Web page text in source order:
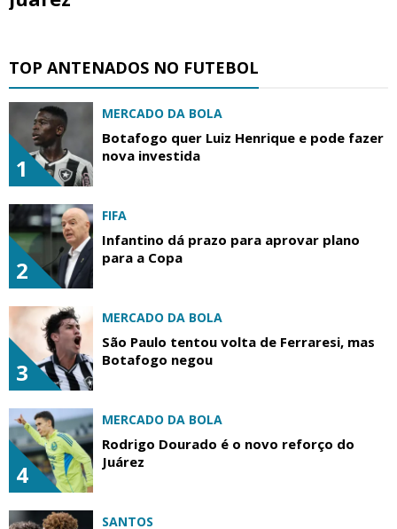
TOP ANTENADOS NO FUTEBOL
1
MERCADO DA BOLA
Botafogo quer Luiz Henrique e pode fazer
nova investida
2
FIFA
Infantino dá prazo para aprovar plano
para a Copa
3
MERCADO DA BOLA
São Paulo tentou volta de Ferraresi, mas
Botafogo negou
4
MERCADO DA BOLA
Rodrigo Dourado é o novo reforço do
Juárez
SANTOS